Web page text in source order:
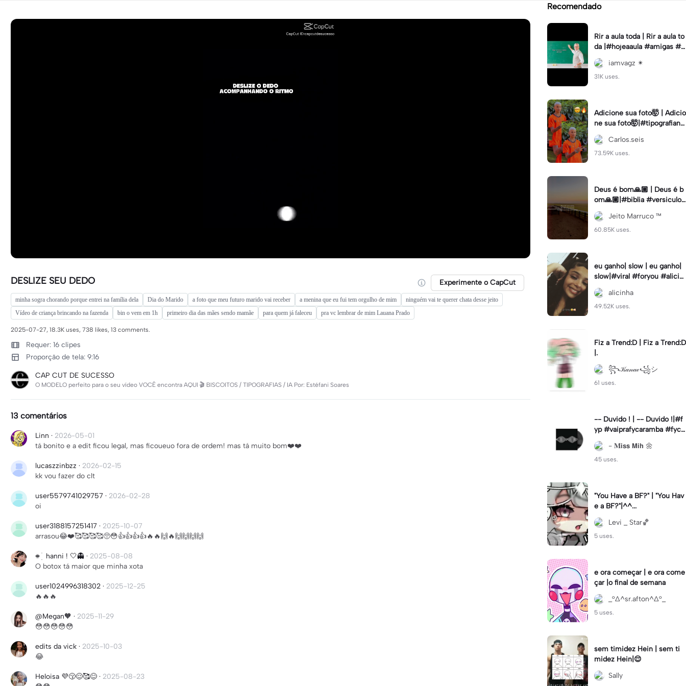
DESLIZE SEU DEDO Experimente o CapCut
minha sogra chorando porque entrei na família dela Dia do Marido a foto que meu futuro marido vai receber a menina que eu fui tem orgulho de mim
ninguém vai te querer chata desse jeito
Vídeo de criança brincando na fazenda
bin o vem em 1h primeiro dia das mães sendo mamãe para quem já faleceu pra vc lembrar de mim Lauana Prado
2025-07-27, 18.3K uses, 738 likes, 13 comments.
Requer: 16 clipes
Proporção de tela: 9:16
CAP CUT DE SUCESSO
O MODELO perfeito para o seu vídeo VOCÊ encontra AQUI 🎬 BISCOITOS / TIPOGRAFIAS / IA Por: Estéfani Soares
13 comentários
Linn · 2026-05-01
tá bonito e a edit ficou legal, mas ficoueuo fora de ordem! mas tá muito bom❤️❤️
lucaszzinbzz · 2026-02-15
kk vou fazer do clt
user5579741029757 · 2026-02-28
oi
user3188157251417 · 2025-10-07
arrasou😂❤️🥰🥰🥰🥰🥺😳👍👍👍👍🔥🔥🙌🔥🙌🙌🙌🙌
𖥻 ׁ ׅ hanni ! 🤍👻 · 2025-08-08
O botox tá maior que minha xota
user1024996318302 · 2025-12-25
🔥🔥🔥
@Megan🧡 · 2025-11-29
😳😳😳😳😳
edits da vick · 2025-10-03
😂
Heloisa 💜😚😌🥰😊 · 2025-08-23
Recomendado
Rir a aula toda | Rir a aula to
da |#hojeaaula #amigas #tr
endtikitok #melhoresamiga
s
iamvagz ✴︎
31K uses.
Adicione sua foto🤯 | Adicio
ne sua foto🤯|#tipografiano
va #status #tipografia
Carlos.seis
73.59K uses.
Deus é bom🙏🏼 | Deus é b
om🙏🏼|#biblia #versiculo
#cristao #agro #tipografia
#fy #fypJeito Marruco ™️
60.85K uses.
eu ganho| slow | eu ganho|
slow|#viral #foryou #alicin
ha #cameralenta #slow
alicinha
49.52K uses.
Fiz a Trend:D | Fiz a Trend:D
|.
꧂𝒦𝒶𝓃𝒶ℯ꧁シ
61 uses.
-- Duvido ! | -- Duvido !|#f
yp #vaiprafycaramba #fyca
pcut #viral
- 𝐌𝗶𝘀𝘀 𝗠𝗶𝗵 🌼
45 uses.
"You Have a BF?" | "You Hav
e a BF?"|^^...
Levi _ Star🏀
5 uses.
e ora começar | e ora come
çar |o final de semana
_°∆^sr.afton^∆°_
5 uses.
sem timidez Hein | sem ti
midez Hein|😌
Sally